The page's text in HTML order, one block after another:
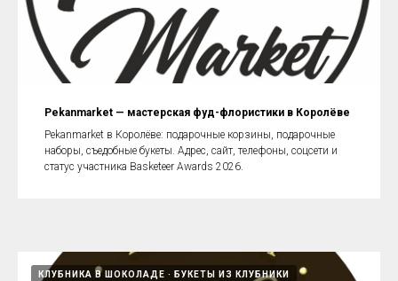
Pekanmarket — мастерская фуд-флористики в Королёве
Pekanmarket в Королёве: подарочные корзины, подарочные
наборы, съедобные букеты. Адрес, сайт, телефоны, соцсети и
статус участника Basketeer Awards 2026.
КЛУБНИКА В ШОКОЛАДЕ БУКЕТЫ ИЗ КЛУБНИКИ